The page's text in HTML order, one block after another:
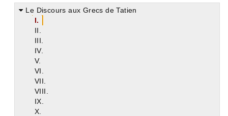
Le Discours aux Grecs de Tatien
I.
II.
III.
IV.
V.
VI.
VII.
VIII.
IX.
X.